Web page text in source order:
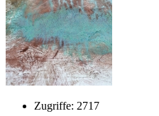
Zugriffe: 2717